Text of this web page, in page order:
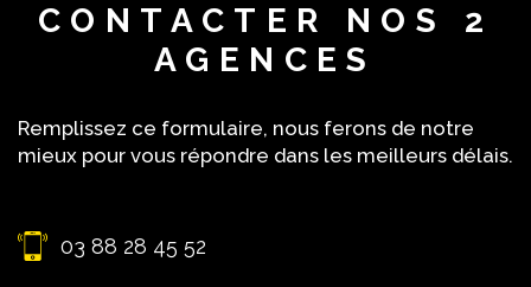
CONTACTER NOS 2
AGENCES
Remplissez ce formulaire, nous ferons de notre
mieux pour vous répondre dans les meilleurs délais.
03 88 28 45 52